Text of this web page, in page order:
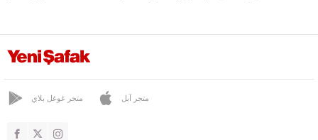
متجر غوغل بلاي متجر آبل